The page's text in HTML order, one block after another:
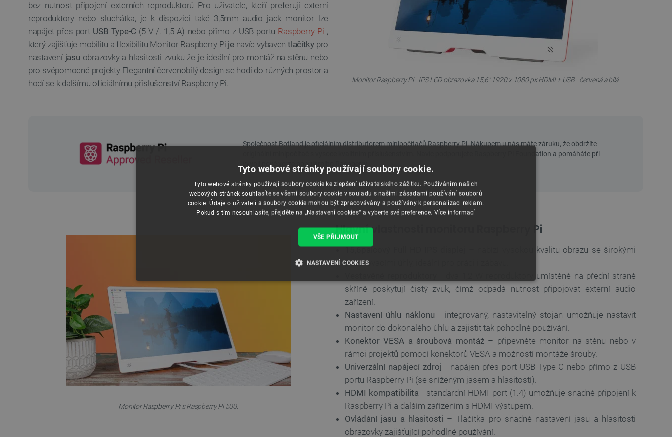
bez nutnost připojení externích reproduktorů Pro uživatele, kteří preferují externí
reproduktory nebo sluchátka, je k dispozici také 3,5mm audio jack monitor lze
napájet přes port USB Type-C (5 V /. 1,5 A) nebo přímo z USB portu Raspberry Pi ,
který zajišťuje mobilitu a flexibilitu Monitor Raspberry Pi jenavíc vybaventlačítkypro
nastavení jasu obrazovky a hlasitosti zvuku že je ideální pro montáž na stěnu nebo
pro svépomocné projekty Elegantní červenobílý design se hodí do různých prostor a
hodí se k dalšímu oficiálnímu příslušenství Raspberry Pi.
Monitor Raspberry Pi - IPS LCD obrazovka 15,6" 1920 x 1080 px HDMI + USB - červená a bílá.
Monitor Raspberry Pi s Raspberry Pi 500.
Hlavní vlastnosti monitoru Raspberry Pi
15,6palcový Full HD IPS displej
– nabízí vysokou kvalitu obrazu se širokými
pozorovacími úhly, ideální pro práci i zábavu.
- dva 1,2 W reproduktory umístěné na přední straně
skříně poskytují čistý zvuk, čímž odpadá nutnost připojovat externí audio
zařízení.
Nastavení úhlu náklonu - integrovaný, nastavitelný stojan umožňuje nastavit
monitor do dokonalého úhlu a zajistit tak pohodlné používání.
Konektor VESA a šroubová montáž– připevněte monitor na stěnu nebo v
rámci projektů pomocí konektorů VESA a možností montáže šrouby.
Univerzální napájecí zdroj - napájen přes port USB Type-C nebo přímo z USB
portu Raspberry Pi (se sníženým jasem a hlasitostí).
HDMI kompatibilita - standardní HDMI port (1.4) umožňuje snadné připojení k
Raspberry Pi a dalším zařízením s HDMI výstupem.
Ovládání jasu a hlasitosti – Tlačítka pro snadné nastavení jasu a hlasitosti
obrazovky zajišťující pohodlné používání.
Tyto webové stránky používají soubory cookie.
Tyto webové stránky používají soubory cookie ke zlepšení uživatelského zážitku. Používáním našich
webových stránek souhlasíte se všemi soubory cookie v souladu s našimi zásadami používání souborů
cookie. Údaje o uživateli a soubory cookie mohou být zpracovávány a používány k personalizaci reklam.
Pokud s tím nesouhlasíte, přejděte na „Nastavení cookies“ a vyberte své preference. Více informací
VŠE PŘIJMOUT
NASTAVENÍ COOKIES
VÝKONOVÉ SOUBORY SOUBORY CÍLENÍ
FUNKČNÍ SOUBORY
Nezbytně nutné soubory Soubory cílení Funkční soubory
Nezbytně nutné soubory cookie umožňují základní funkce webových stránek, jako je přihlášení uživatele a správa účtu. Webové stránky nelze bez
nezbytně nutných souborů cookie správně používat.
Tento cookie se používá k jedinečné identifikaci zařízení, která mají přístup k